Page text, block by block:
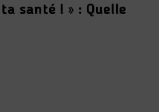
santé ! » : Quelle